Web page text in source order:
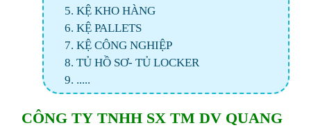
KỆ KHO HÀNG
KỆ PALLETS
KỆ CÔNG NGHIỆP
TỦ HỒ SƠ- TỦ LOCKER
.....
CÔNG TY TNHH SX TM DV QUANG